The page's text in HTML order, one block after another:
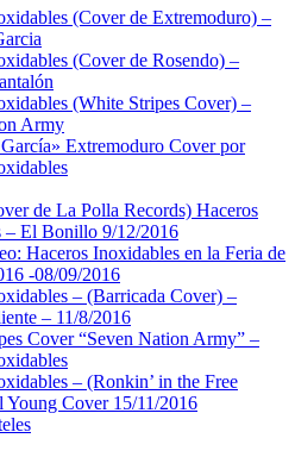
(Cover de Extremoduro) –
(Cover de Rosendo) –
(White Stripes Cover) –
Army
García» Extremoduro Cover por
de La Polla Records) Haceros
– El Bonillo 9/12/2016
Haceros Inoxidables en la Feria de
-08/09/2016
– (Barricada Cover) –
– 11/8/2016
Cover “Seven Nation Army” –
– (Ronkin’ in the Free
Cover 15/11/2016